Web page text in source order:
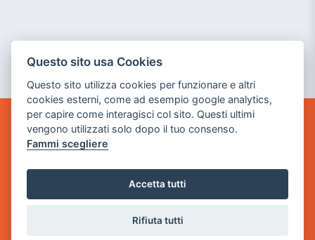
GAME WARP
BY POWER GAME SRL
via Villaggio dei Platani, 3
Questo sito usa Cookies
Questo sito utilizza cookies per funzionare e altri
cookies esterni, come ad esempio google analytics,
per capire come interagisci col sito. Questi ultimi
vengono utilizzati solo dopo il tuo consenso.
Fammi scegliere
Accetta tutti
Rifiuta tutti